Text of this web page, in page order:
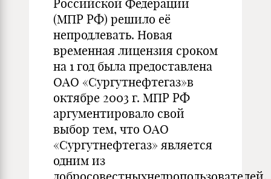
Российской Федерации
(МПР РФ) решило её
непродлевать. Новая
временная лицензия сроком
на 1 год была предоставлена
ОАО «Сургутнефтегаз»в
октябре 2003 г. МПР РФ
аргументировало свой
выбор тем, что ОАО
«Сургутнефтегаз» является
одним из